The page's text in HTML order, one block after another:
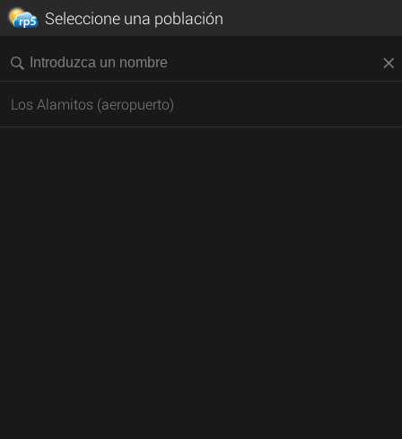
Seleccione una población
Los Alamitos (aeropuerto)